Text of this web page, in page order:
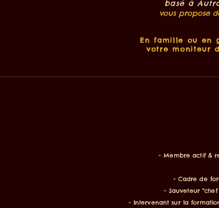
basé à
vous propose
En famille ou en
votre moniteur
- Membre actif &
- Cadre de
- Sauveteur "chef
- Intervenant sur la